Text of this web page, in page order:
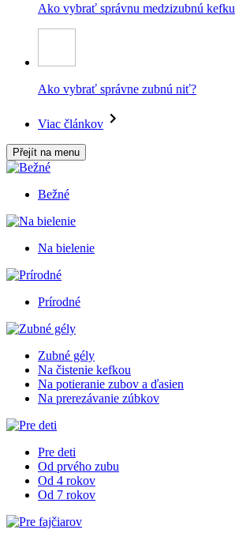
Ako vybrať správnu medzizubnú kefku
Ako vybrať správne zubnú niť?
Viac článkov
Přejít na menu
Bežné
Na bielenie
Prírodné
Zubné gély
Na čistenie kefkou
Na potieranie zubov a ďasien
Na prerezávanie zúbkov
Pre deti
Od prvého zubu
Od 4 rokov
Od 7 rokov